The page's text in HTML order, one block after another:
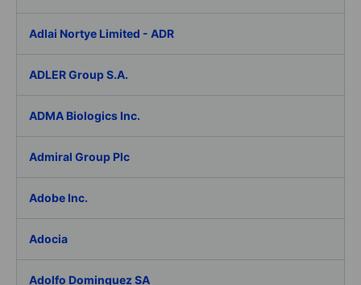
Adlai Nortye Limited - ADR
ADLER Group S.A.
ADMA Biologics Inc.
Admiral Group Plc
Adobe Inc.
Adocia
Adolfo Dominguez SA